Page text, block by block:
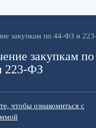
закупкам по 44-ФЗ и
закупкам
223-ФЗ
чтобы ознакомиться с